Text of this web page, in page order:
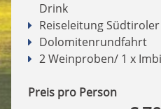
Drink
Reiseleitung
Dolomitenrundfahrt
2 Weinproben/ 1 x
Preis pro Person